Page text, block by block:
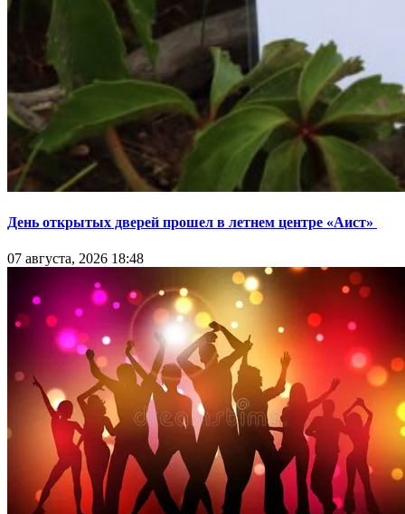
День открытых дверей прошел в летнем центре «Аист»
07 августа, 2026 18:48